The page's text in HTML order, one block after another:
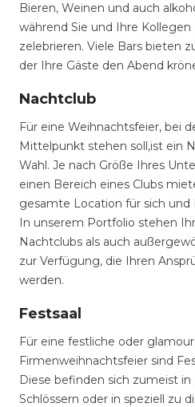
Bieren, Weinen und auch
während Sie und Ihre
zelebrieren. Viele Bars bieten
der Ihre Gäste den Abend
Nachtclub
Für eine Weihnachtsfeier, bei
Mittelpunkt stehen soll,ist ein
Wahl. Je nach Größe Ihres
einen Bereich eines Clubs
gesamte Location für sich und
In unserem Portfolio stehen
Nachtclubs als auch
zur Verfügung, die Ihren
werden.
Festsaal
Für eine festliche oder
Firmenweihnachtsfeier sind
Diese befinden sich zumeist in
Schlössern oder in speziell zu